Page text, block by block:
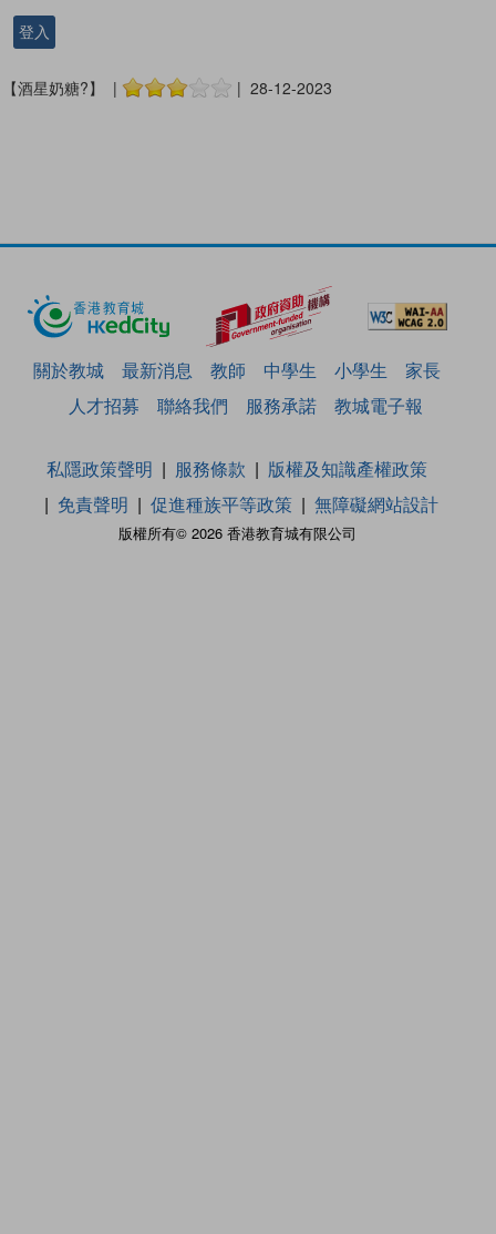
登入
【酒星奶糖?】 | | 28-12-2023
關於教城 最新消息 教師 中學生 小學生
家長
人才招募
聯絡我們 服務承諾 教城電子報
版權所有© 2026 香港教育城有限公司
私隱政策聲明 服務條款
版權及知識產權政策
免責聲明
促進種族平等政策 無障礙網站設計